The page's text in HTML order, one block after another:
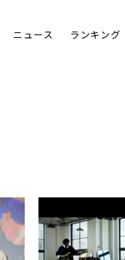
ニュース ランキング